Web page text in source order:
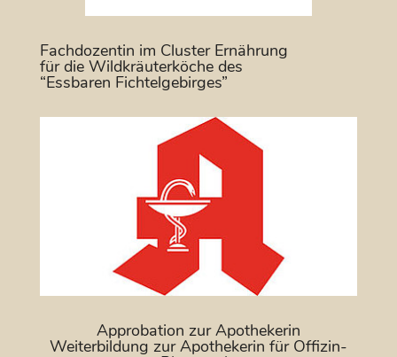
Fachdozentin im Cluster Ernährung
für die Wildkräuterköche des
“Essbaren Fichtelgebirges”
Approbation zur Apothekerin
Weiterbildung zur Apothekerin für Offizin-